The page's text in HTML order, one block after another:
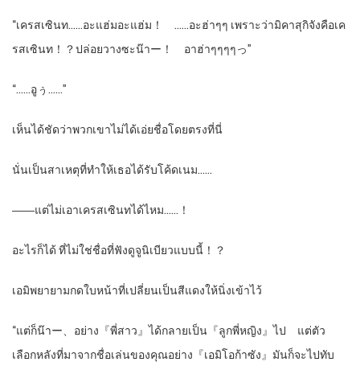
“เครสเซินท……อะแฮ่มอะแฮ่ม！ ……อะฮ่าๆๆ เพราะว่ามิคาสุกิจังคือเค
รสเซินท！？ปล่อยวางซะน๊าー！ อาฮ่าๆๆๆๆっ”
“……อูぅ……”
เห็นได้ชัดว่าพวกเขาไม่ได้เอ่ยชื่อโดยตรงที่นี่
นั่นเป็นสาเหตุที่ทำให้เธอได้รับโค้ดเนม……
――แต่ไม่เอาเครสเซินทได้ไหม……！
อะไรก็ได้ ที่ไม่ใช่ชื่อที่ฟังดูจูนิเบียวแบบนี้！？
เอมิพยายามกดใบหน้าที่เปลี่ยนเป็นสีแดงให้นิ่งเข้าไว้
“แต่ก็น๊าー、อย่าง『พี่สาว』ได้กลายเป็น『ลูกพี่หญิง』ไป แต่ตัว
เลือกหลังที่มาจากชื่อเล่นของคุณอย่าง『เอมิโอก้าซัง』มันก็จะไปทับ